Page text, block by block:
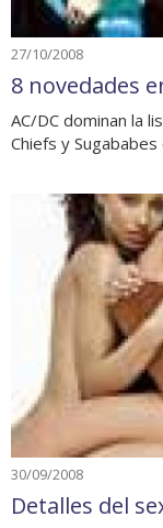
27/10/2008
8 novedades
AC/DC dominan la
Chiefs y
30/09/2008
Detalles del